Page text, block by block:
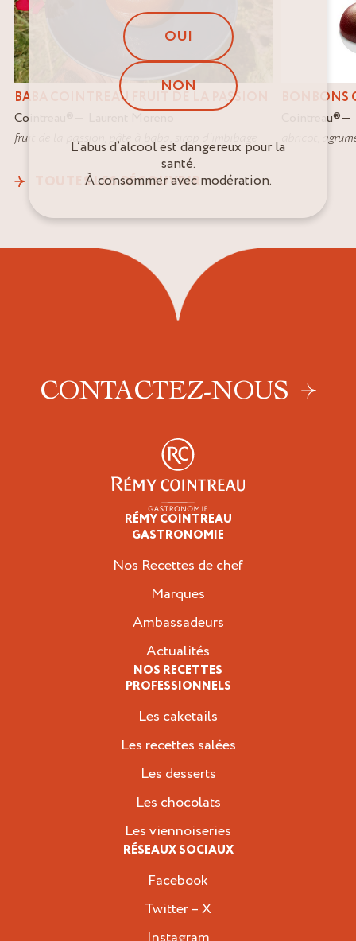
BABA COINTREAU FRUIT DE LA PASSION
Cointreau
fruit de la passion
pâte à baba sirop d'imbibage
Cointreau®
TOUTES LES DÉCOUVRIR
CONTACTEZ-NOUS
RÉMY COINTREAU
GASTRONOMIE
Nos Recettes de chef
Marques
Ambassadeurs
Actualités
NOS RECETTES
PROFESSIONNELS
Les caketails
Les recettes salées
Les desserts
Les chocolats
Les viennoiseries
RÉSEAUX SOCIAUX
Facebook
Twitter – X
OUI
NON
L’abus d’alcool est dangereux pour la
santé.
À consommer avec modération.